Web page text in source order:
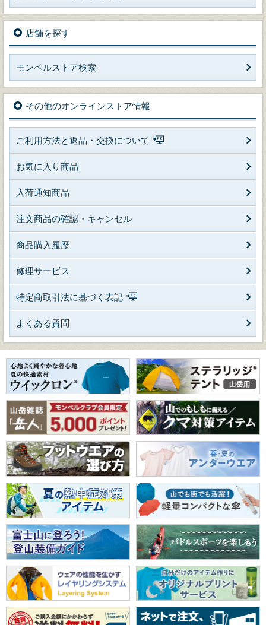
店舗を探す
モンベルストア検索
その他のオンラインストア情報
ご利用方法と返品・交換について
お気に入り商品
入荷通知商品
注文商品の確認・キャンセル
商品購入履歴
修理サービス
特定商取引法に基づく表記
よくある質問